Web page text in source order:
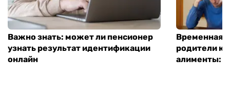
Важно знать: может ли пенсионер
узнать результат идентификации
онлайн
Временная
родители
алименты: